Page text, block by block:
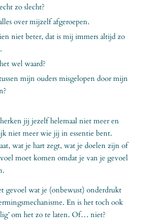
zo slecht?
over mijzelf afgeroepen.
niet beter, dat is mij immers altijd zo
wel waard?
mijn ouders misgelopen door mijn
jij jezelf helemaal niet meer en
niet meer wie jij in essentie bent.
wat je hart zegt, wat je doelen zijn of
moet komen omdat je van je gevoel
gevoel wat je (onbewust) onderdrukt
En is het toch ook
om het zo te laten. Of… niet?